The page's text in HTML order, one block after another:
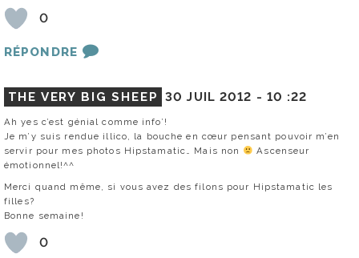
0
RÉPONDRE
THE VERY BIG SHEEP 30 JUIL 2012 - 10 :22
Ah yes c’est génial comme info’!
Je m’y suis rendue illico, la bouche en cœur pensant pouvoir m’en
servir pour mes photos Hipstamatic… Mais non
Ascenseur
émotionnel!^^
Merci quand même, si vous avez des filons pour Hipstamatic les
filles?
Bonne semaine!
0